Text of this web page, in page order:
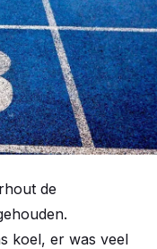
de
koel, er was veel